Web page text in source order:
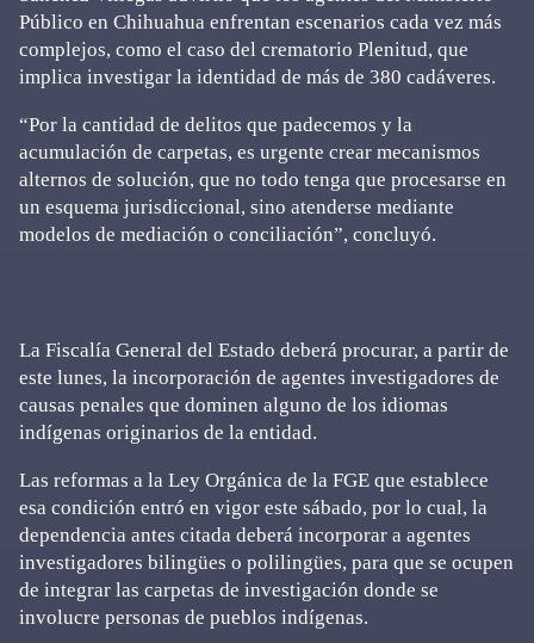
Público en Chihuahua enfrentan escenarios cada vez más
complejos, como el caso del crematorio Plenitud, que
implica investigar la identidad de más de 380 cadáveres.
“Por la cantidad de delitos que padecemos y la
acumulación de carpetas, es urgente crear mecanismos
alternos de solución, que no todo tenga que procesarse en
un esquema jurisdiccional, sino atenderse mediante
modelos de mediación o conciliación”, concluyó.
La Fiscalía General del Estado deberá procurar, a partir de
este lunes, la incorporación de agentes investigadores de
causas penales que dominen alguno de los idiomas
indígenas originarios de la entidad.
Las reformas a la Ley Orgánica de la FGE que establece
esa condición entró en vigor este sábado, por lo cual, la
dependencia antes citada deberá incorporar a agentes
investigadores bilingües o polilingües, para que se ocupen
de integrar las carpetas de investigación donde se
involucre personas de pueblos indígenas.